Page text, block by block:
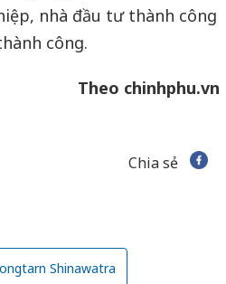
nhà đầu tư thành công
công.
Theo chinhphu.vn
Chia sẻ
Shinawatra